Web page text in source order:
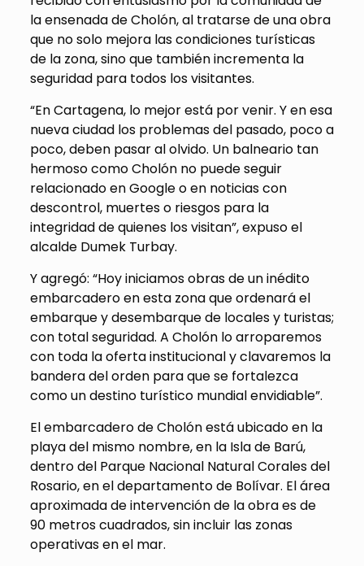
la ensenada de Cholón, al tratarse de una obra
que no solo mejora las condiciones turísticas
de la zona, sino que también incrementa la
seguridad para todos los visitantes.
“En Cartagena, lo mejor está por venir. Y en esa
nueva ciudad los problemas del pasado, poco a
poco, deben pasar al olvido. Un balneario tan
hermoso como Cholón no puede seguir
relacionado en Google o en noticias con
descontrol, muertes o riesgos para la
integridad de quienes los visitan”, expuso el
alcalde Dumek Turbay.
Y agregó: “Hoy iniciamos obras de un inédito
embarcadero en esta zona que ordenará el
embarque y desembarque de locales y turistas;
con total seguridad. A Cholón lo arroparemos
con toda la oferta institucional y clavaremos la
bandera del orden para que se fortalezca
como un destino turístico mundial envidiable”.
El embarcadero de Cholón está ubicado en la
playa del mismo nombre, en la Isla de Barú,
dentro del Parque Nacional Natural Corales del
Rosario, en el departamento de Bolívar. El área
aproximada de intervención de la obra es de
90 metros cuadrados, sin incluir las zonas
operativas en el mar.